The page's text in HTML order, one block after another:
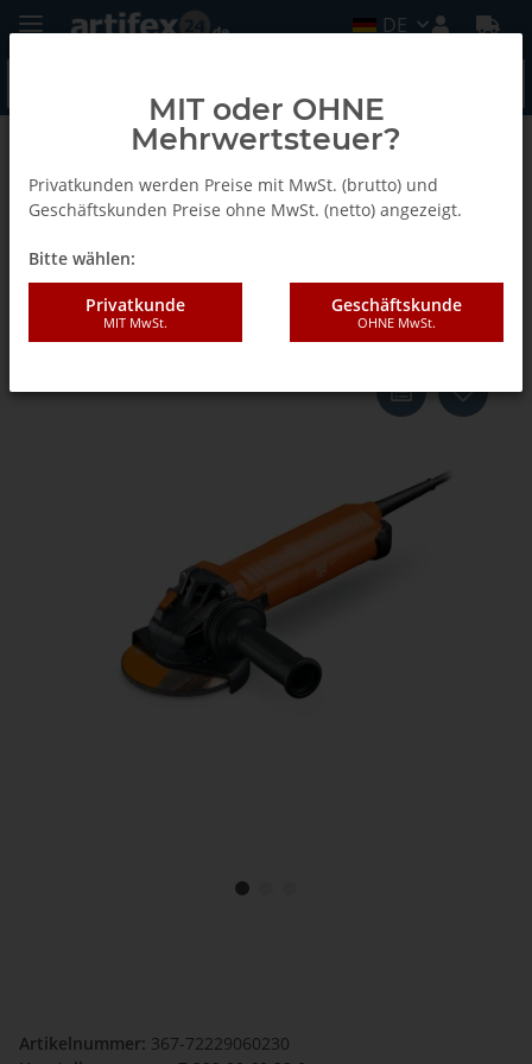
DE
Zurück zur Liste Compact-Winkelschleifer
FEIN Compact-Winkelschleifer Ø
125 mm CG 17-125
Artikelnummer: 367-72229060230
MIT oder OHNE
Mehrwertsteuer?
Privatkunden werden Preise mit MwSt. (brutto) und
Geschäftskunden Preise ohne MwSt. (netto) angezeigt.
Bitte wählen:
Privatkunde
MIT MwSt.
Geschäftskunde
OHNE MwSt.